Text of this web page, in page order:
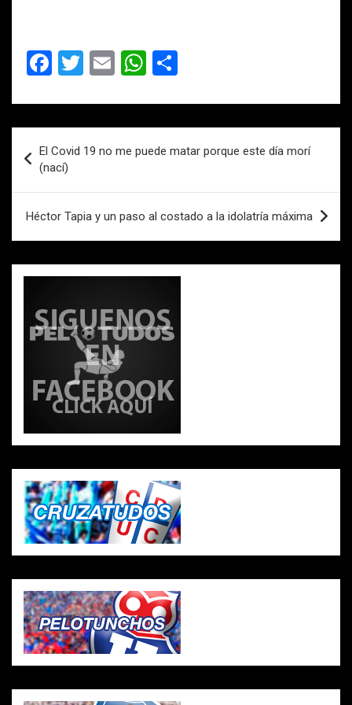
F
ce
b
o
o
k
T
tt
er
E
ail
W
at
s
A
p
p
m
ar
tir
de
entradas
El Covid 19 no me puede matar porque este día morí
(nací)
Héctor Tapia y un paso al costado a la idolatría máxima